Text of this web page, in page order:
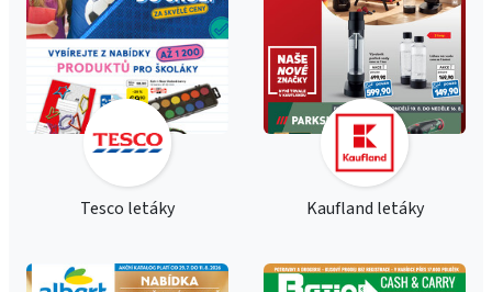
Tesco letáky Kaufland letáky